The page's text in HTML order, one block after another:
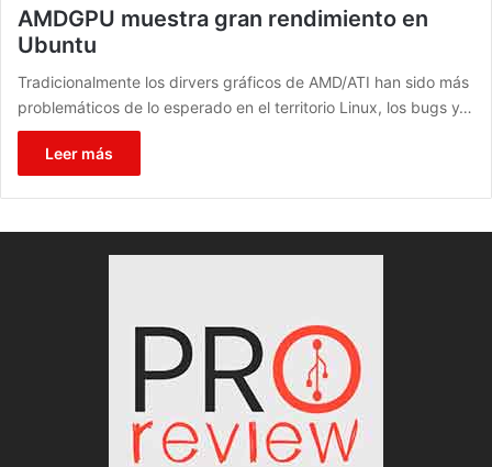
AMDGPU muestra gran rendimiento en
Ubuntu
Tradicionalmente los dirvers gráficos de AMD/ATI han sido más
problemáticos de lo esperado en el territorio Linux, los bugs y…
Leer más